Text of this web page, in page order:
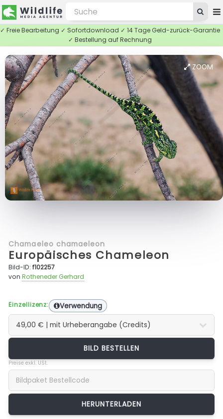
✓ Freie Bearbeitung ✓ Sofortdownload ✓ 14 Tage Geld-zurück-Garantie
✓ Bestellung auf Rechnung
ZOOM
Chamaeleo chamaeleon
Europäisches Chameleon
Bild-ID:f102257
vonRotheneder Gerhard
Einzellizenz: Verwendung
BILD BESTELLEN
Preise exkl. USt.